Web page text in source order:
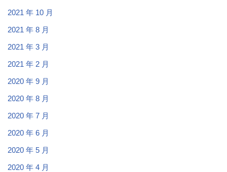
2021 年 10 月
2021 年 8 月
2021 年 3 月
2021 年 2 月
2020 年 9 月
2020 年 8 月
2020 年 7 月
2020 年 6 月
2020 年 5 月
2020 年 4 月